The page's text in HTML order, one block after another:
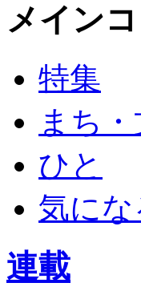
メイン
特集
まち
ひと
気に
連載